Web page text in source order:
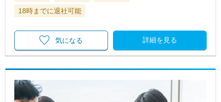
18時までに退社可能
詳細を見る
気になる